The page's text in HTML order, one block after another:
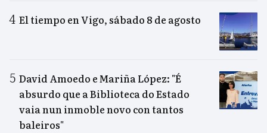
El tiempo en Vigo, sábado 8 de agosto
David Amoedo e Mariña López: "É
absurdo que a Biblioteca do Estado
vaia nun inmoble novo con tantos
baleiros"